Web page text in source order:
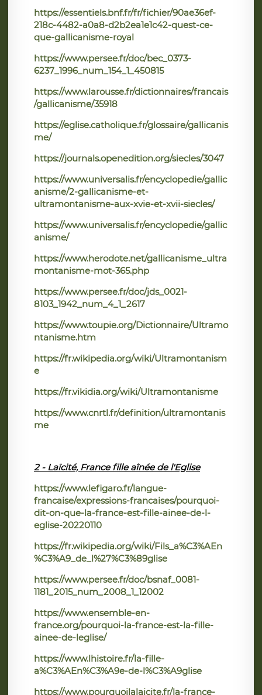
https://essentiels.bnf.fr/fr/fichier/90ae36ef-
218c-4482-a0a8-d2b2ea1e1c42-quest-ce-
que-gallicanisme-royal
https://www.persee.fr/doc/bec_0373-
6237_1996_num_154_1_450815
https://www.larousse.fr/dictionnaires/francais
/gallicanisme/35918
https://eglise.catholique.fr/glossaire/gallicanis
me/
https://journals.openedition.org/siecles/3047
https://www.universalis.fr/encyclopedie/gallic
anisme/2-gallicanisme-et-
ultramontanisme-aux-xvie-et-xvii-siecles/
https://www.universalis.fr/encyclopedie/gallic
anisme/
https://www.herodote.net/gallicanisme_ultra
montanisme-mot-365.php
https://www.persee.fr/doc/jds_0021-
8103_1942_num_4_1_2617
https://www.toupie.org/Dictionnaire/Ultramo
ntanisme.htm
https://fr.wikipedia.org/wiki/Ultramontanism
e
https://fr.vikidia.org/wiki/Ultramontanisme
https://www.cnrtl.fr/definition/ultramontanis
me
2 - Laïcité, France fille aînée de l'Eglise
https://www.lefigaro.fr/langue-
francaise/expressions-francaises/pourquoi-
dit-on-que-la-france-est-fille-ainee-de-l-
eglise-20220110
https://fr.wikipedia.org/wiki/Fils_a%C3%AEn
%C3%A9_de_l%27%C3%89glise
https://www.persee.fr/doc/bsnaf_0081-
1181_2015_num_2008_1_12002
https://www.ensemble-en-
france.org/pourquoi-la-france-est-la-fille-
ainee-de-leglise/
https://www.lhistoire.fr/la-fille-
a%C3%AEn%C3%A9e-de-l%C3%A9glise
https://www.pourquoilalaicite.fr/la-france-